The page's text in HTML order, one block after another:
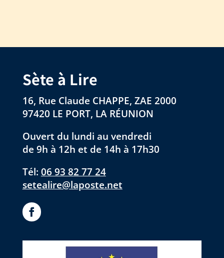
Sète à Lire
16, Rue Claude CHAPPE, ZAE 2000
97420 LE PORT, LA RÉUNION
Ouvert du lundi au vendredi
de 9h à 12h et de 14h à 17h30
Tél: 06 93 82 77 24
setealire@laposte.net